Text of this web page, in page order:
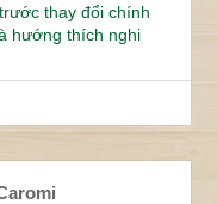
thay đổi chính
hướng thích nghi